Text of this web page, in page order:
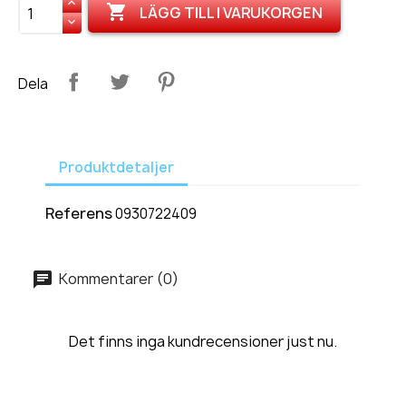
 LÄGG TILL I VARUKORGEN
Dela
Produktdetaljer
Referens0930722409
Kommentarer (0)
Det finns inga kundrecensioner just nu.